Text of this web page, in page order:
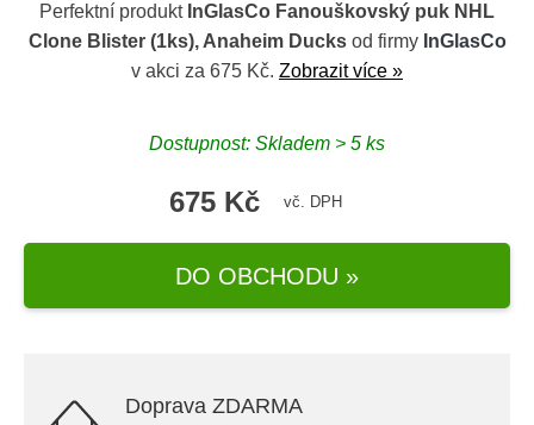
Perfektní produkt InGlasCo Fanouškovský puk NHL
Clone Blister (1ks), Anaheim Ducksod firmy InGlasCo
v akci za 675 Kč. Zobrazit více »
Dostupnost: Skladem > 5 ks
675 Kč vč. DPH
DO OBCHODU »
Doprava ZDARMA